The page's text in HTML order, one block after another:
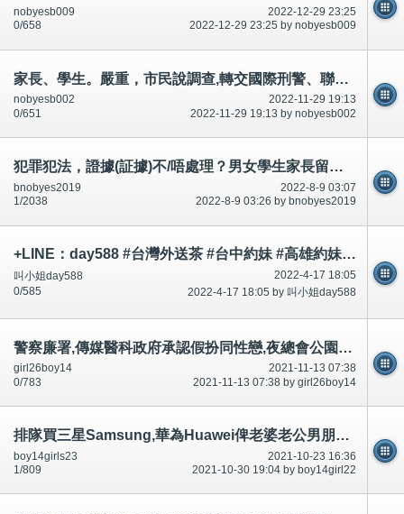
2022-12-29 23:25
nobyesb009
2022-12-29 23:25 by nobyesb009
0/658
家長、學生。嚴重，市民說調查,轉交國際刑警、聯合國刑警(警察)。如果有193個國家，好像/好似70億人？
2022-11-29 19:13
nobyesb002
2022-11-29 19:13 by nobyesb002
0/651
犯罪犯法，證據(証據)不/唔處理？男女學生家長留意？知情權？市民不可犯法/唔可以犯法！短片相片
2022-8-9 03:07
bnobyes2019
2022-8-9 03:26 by bnobyes2019
1/2038
+LINE：day588 #台灣外送茶 #台中約妹 #高雄約妹 #台灣叫小姐 #新竹約妹 #台南約妹 #彰化約妹 #台中喝茶 #台北喝茶 #
2022-4-17 18:05
叫小姐day588
2022-4-17 18:05 by 叫小姐day588
0/585
警察廉署,傳媒醫科政府承認假扮同性戀,夜總會公園私家車,沙灘脫光裸體引誘迷惑市民,不可以豁免犯法和升職
2021-11-13 07:38
girl26boy14
2021-11-13 07:38 by girl26boy14
0/783
排隊買三星Samsung,華為Huawei俾老婆老公男朋友,政府講$2100手機媲美好過Samsung華為-腦殘有圖-公開
2021-10-23 16:36
boy14girls23
2021-10-30 19:04 by boy14girl22
1/809